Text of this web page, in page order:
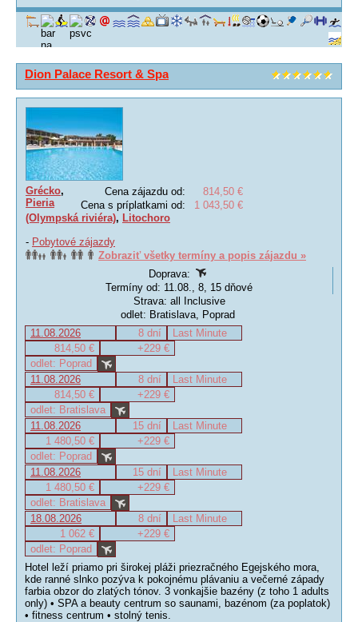
Dion Palace Resort & Spa
Cena zájazdu od:
814,50 €
Cena s príplatkami od:
1 043,50 €
Grécko,
Pieria
(Olympská riviéra), Litochoro
- Pobytové zájazdy
Zobraziť všetky termíny a popis zájazdu »
Doprava:
Termíny od: 11.08., 8, 15 dňové
Strava: all Inclusive
odlet: Bratislava, Poprad
11.08.2026
8 dní
Last Minute
814,50 €
+229 €
odlet: Poprad
11.08.2026
8 dní
Last Minute
814,50 €
+229 €
odlet: Bratislava
11.08.2026
15 dní
Last Minute
1 480,50 €
+229 €
odlet: Poprad
11.08.2026
15 dní
Last Minute
1 480,50 €
+229 €
odlet: Bratislava
18.08.2026
8 dní
Last Minute
1 062 €
+229 €
odlet: Poprad
Hotel leží priamo pri širokej pláži priezračného Egejského mora,
kde ranné slnko pozýva k pokojnému plávaniu a večerné západy
farbia obzor do zlatých tónov. 3 vonkajšie bazény (z toho 1 adults
only) • SPA a beauty centrum so saunami, bazénom (za poplatok)
• fitness centrum • stolný tenis.